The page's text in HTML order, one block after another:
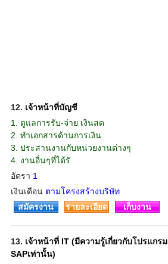
12. เจ้าหน้าที่บัญชี
1. ดูแลการรับ-จ่าย เงินสด
2. ทำเอกสารด้านการเงิน
3. ประสานงานกับหน่วยงานต่างๆ
4. งานอื่นๆที่ได้รั
อัตรา 1
เงินเดือน ตามโครงสร้างบริษัท
สมัครงาน รายละเอียด เก็บงาน
13. เจ้าหน้าที่ IT (มีความรู้เกี่ยวกับโปรแกรม
SAPเท่านั้น)